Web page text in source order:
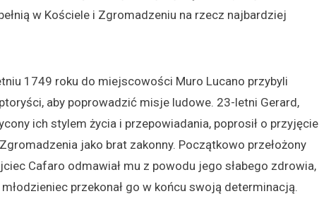
w Kościele i Zgromadzeniu na rzecz najbardziej
1749 roku do miejscowości Muro Lucano przybyli
aby poprowadzić misje ludowe. 23-letni Gerard,
ich stylem życia i przepowiadania, poprosił o przyjęcie
jako brat zakonny. Początkowo przełożony
Cafaro odmawiał mu z powodu jego słabego zdrowia,
młodzieniec przekonał go w końcu swoją determinacją.